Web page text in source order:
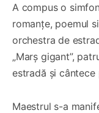
A compus o
romanțe, poemul
orchestra de
„Marș gigant”,
estradă și cântece
Maestrul s-a